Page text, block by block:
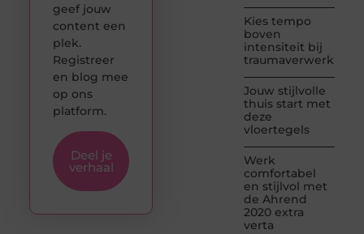
Kies tempo
boven
intensiteit bij
traumaverwerking
Jouw stijlvolle
thuis start met
deze
vloertegels
Werk
comfortabel
en stijlvol met
de Ahrend
2020 extra
verta
geef jouw
content een
plek.
Registreer
en blog mee
op ons
platform.
Deel je
verhaal